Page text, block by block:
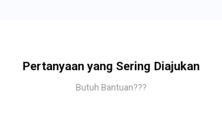
Pertanyaan yang Sering Diajukan
Butuh Bantuan???